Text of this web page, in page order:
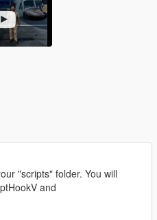
"scripts" folder. You will
and